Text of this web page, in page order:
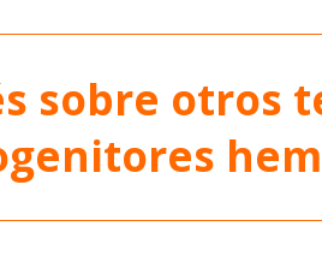
sobre otros